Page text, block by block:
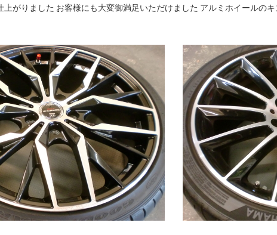
上がりました お客様にも大変御満足いただけました アルミホイールの